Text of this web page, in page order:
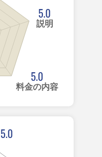
5.0
説明
5.0
料金の内容
5.0